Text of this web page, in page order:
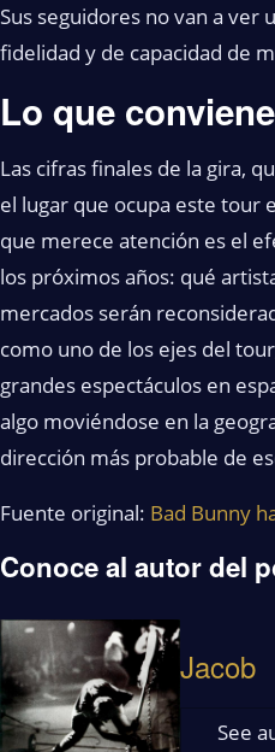
Sus seguidores no van a ver
fidelidad y de capacidad de
Lo que
Las cifras finales de la gira,
el lugar que ocupa este tour
que merece atención es el
los próximos años: qué
mercados serán
como uno de los ejes del
grandes espectáculos en
algo moviéndose en la
dirección más probable de
Fuente original: Bad Bunny
Conoce al autor del
Jacob
See